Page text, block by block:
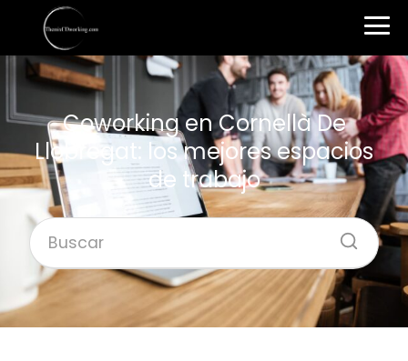
Coworking en Cornellà De
Llobregat: los mejores espacios
de trabajo